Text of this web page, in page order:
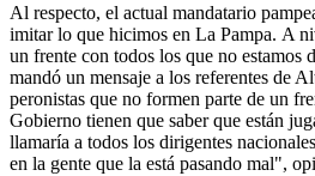
Al respecto, el actual mandatario
imitar lo que hicimos en La Pampa. A
un frente con todos los que no estamos
mandó un mensaje a los referentes de
peronistas que no formen parte de un
Gobierno tienen que saber que están
llamaría a todos los dirigentes
en la gente que la está pasando mal",